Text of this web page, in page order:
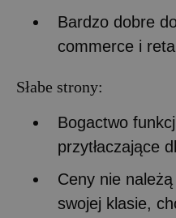
Bardzo dobre
commerce i
Słabe strony:
Bogactwo
przytłaczające
Ceny nie
swojej klasie,